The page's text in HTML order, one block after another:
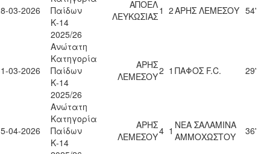
03-2026
Παίδων
Κ-14
2025/26
ΑΠΟΕΛ
ΛΕΥΚΩΣΙΑΣ1 2ΑΡΗΣ ΛΕΜΕΣΟΥ 54'
03-2026
Ανώτατη
Κατηγορία
Παίδων
Κ-14
2025/26
ΑΡΗΣ
ΛΕΜΕΣΟΥ2 1 ΠΑΦΟΣ F.C. 29'
04-2026
Ανώτατη
Κατηγορία
Παίδων
Κ-14
ΑΡΗΣ
ΛΕΜΕΣΟΥ4 1 ΝΕΑ ΣΑΛΑΜΙΝΑ
ΑΜΜΟΧΩΣΤΟΥ
36'